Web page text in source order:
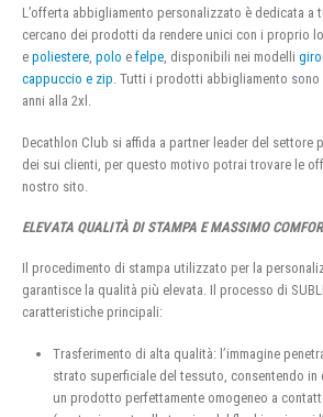
L’offerta abbigliamento personalizzato è dedicata
cercano dei prodotti da rendere unici con i proprio
e poliestere, polo e felpe, disponibili nei modelli
cappuccio e zip. Tutti i prodotti abbigliamento
anni alla 2xl.
Decathlon Club si affida a partner leader del settore
dei sui clienti, per questo motivo potrai trovare le
nostro sito.
ELEVATA QUALITÀ DI STAMPA E MASSIMO
Il procedimento di stampa utilizzato per la
garantisce la qualità più elevata. Il processo di
caratteristiche principali:
Trasferimento di alta qualità: l’immagine
strato superficiale del tessuto, consentendo
un prodotto perfettamente omogeneo a